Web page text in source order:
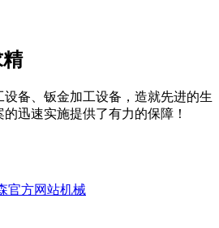
备、钣金加工设备，造就先进的生
迅速实施提供了有力的保障！